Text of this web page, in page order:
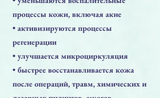
процессы кожи, включая акне
• активизируются процессы
регенерации
• улучшается микроциркуляция
• быстрее восстанавливается кожа
после операций, травм, химических и